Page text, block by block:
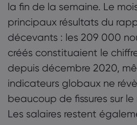
la fin de la semaine. Le
principaux résultats du
décevants : les 209 000
créés constituaient le
depuis décembre 2020,
indicateurs globaux ne
beaucoup de fissures sur
Les salaires restent